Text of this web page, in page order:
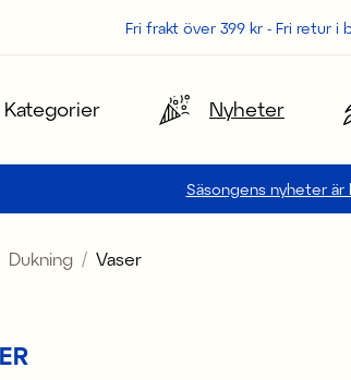
Fri frakt över 399 kr - Fri retur i
Kategorier Nyheter
Säsongens nyheter är
Dukning Vaser